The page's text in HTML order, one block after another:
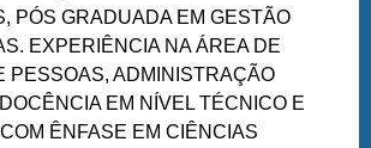
PÓS GRADUADA EM GESTÃO
EXPERIÊNCIA NA ÁREA DE
PESSOAS, ADMINISTRAÇÃO
EM NÍVEL TÉCNICO E
ÊNFASE EM CIÊNCIAS